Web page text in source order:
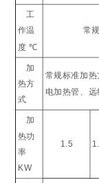
工
作温
度 ℃
常
加
热方
式
常规标准加
电加热管、
加
热功
率
KW
1.5